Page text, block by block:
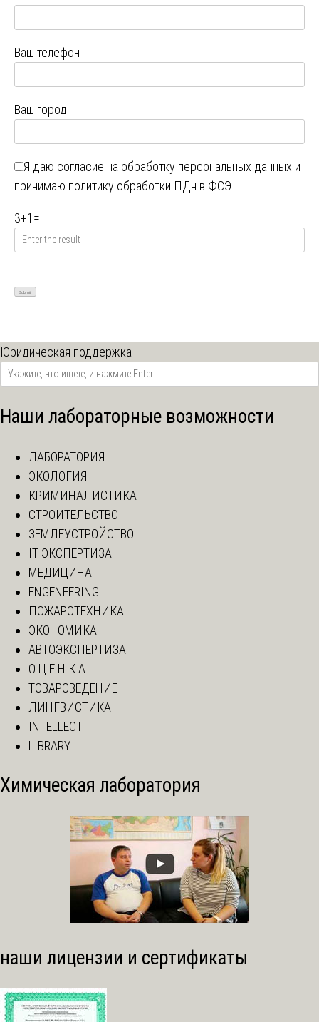
Ваш телефон
Ваш город
Я даю согласие на обработку персональных данных и
принимаю политику обработки ПДн в ФСЭ
3+1 =
Юридическая поддержка
Наши лабораторные возможности
ЛАБОРАТОРИЯ
ЭКОЛОГИЯ
КРИМИНАЛИСТИКА
СТРОИТЕЛЬСТВО
ЗЕМЛЕУСТРОЙСТВО
IT ЭКСПЕРТИЗА
МЕДИЦИНА
ENGENEERING
ПОЖАРОТЕХНИКА
ЭКОНОМИКА
АВТОЭКСПЕРТИЗА
О Ц Е Н К А
ТОВАРОВЕДЕНИЕ
ЛИНГВИСТИКА
INTELLECT
LIBRARY
Химическая лаборатория
наши лицензии и сертификаты